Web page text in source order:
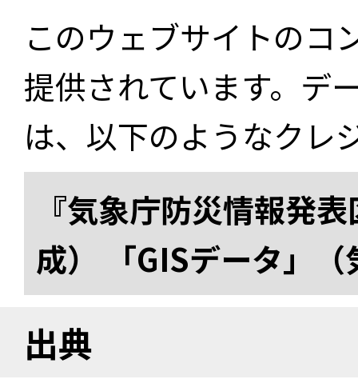
このウェブサイトのコ
提供されています。デ
は、以下のようなクレ
『気象庁防災情報発
成） 「GISデータ」
出典